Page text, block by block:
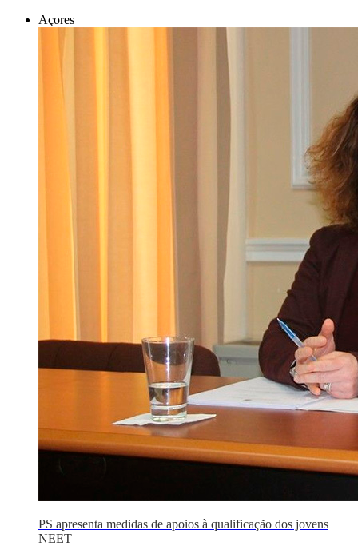
Açores
PS apresenta medidas de apoios à qualificação dos jovens
NEET